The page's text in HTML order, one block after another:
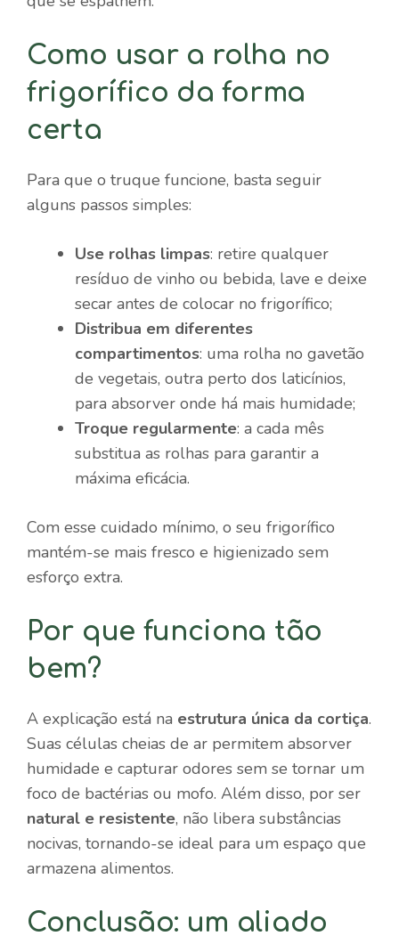
Como usar a rolha no
frigorífico da forma
certa
Para que o truque funcione, basta seguir
alguns passos simples:
Use rolhas limpas: retire qualquer
resíduo de vinho ou bebida, lave e deixe
secar antes de colocar no frigorífico;
Distribua em diferentes
compartimentos: uma rolha no gavetão
de vegetais, outra perto dos laticínios,
para absorver onde há mais humidade;
Troque regularmente: a cada mês
substitua as rolhas para garantir a
máxima eficácia.
Com esse cuidado mínimo, o seu frigorífico
mantém-se mais fresco e higienizado sem
esforço extra.
Por que funciona tão
bem?
A explicação está na estrutura única da cortiça.
Suas células cheias de ar permitem absorver
humidade e capturar odores sem se tornar um
foco de bactérias ou mofo. Além disso, por ser
natural e resistente, não libera substâncias
nocivas, tornando-se ideal para um espaço que
armazena alimentos.
Conclusão: um aliado